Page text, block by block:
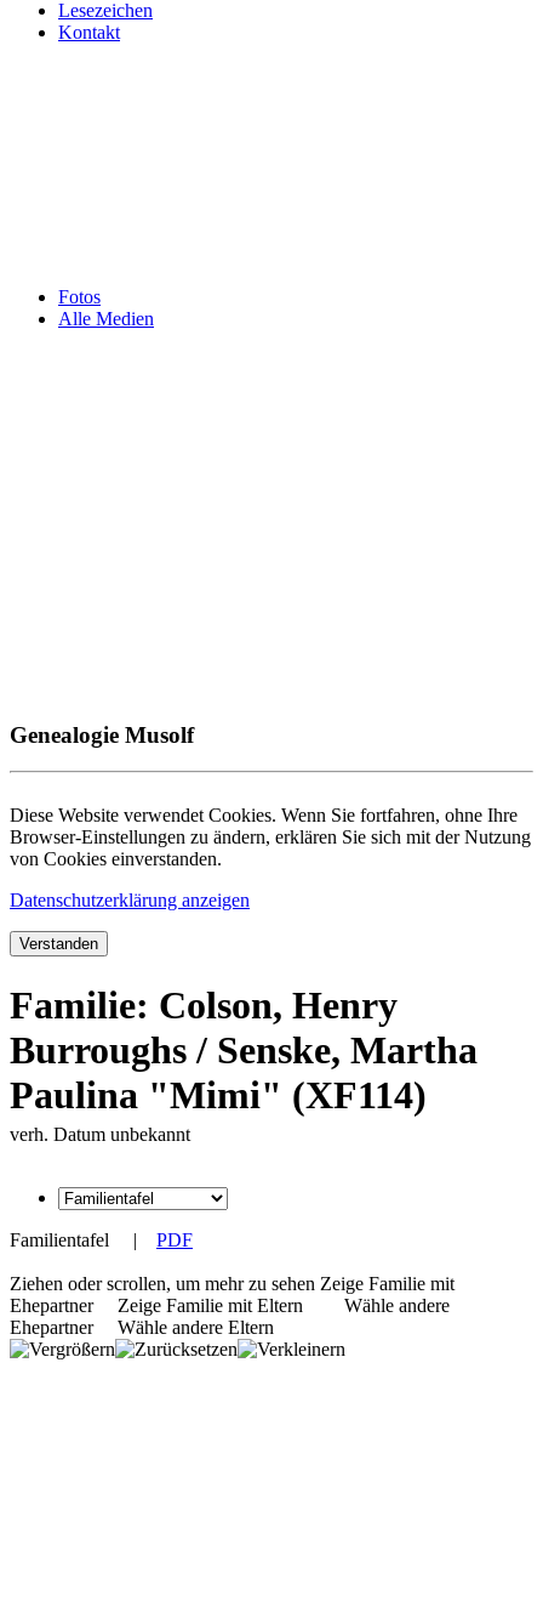
Fotos
Alle Medien
Lesezeichen
Kontakt
Genealogie Musolf
Diese Website verwendet Cookies. Wenn Sie fortfahren, ohne Ihre
Browser-Einstellungen zu ändern, erklären Sie sich mit der Nutzung
von Cookies einverstanden.
Datenschutzerklärung anzeigen
Verstanden
Familie: Colson, Henry
Burroughs / Senske, Martha
Paulina "Mimi" (XF114)
verh. Datum unbekannt
Familientafel | PDF
Ziehen oder scrollen, um mehr zu sehen Zeige Familie mit
Ehepartner
Zeige Familie mit Eltern
Wähle andere
Ehepartner
Wähle andere Eltern